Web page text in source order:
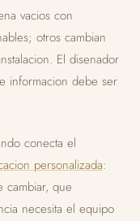
vacios con
otros cambian
El disenador
informacion debe ser
conecta el
personalizada:
cambiar, que
necesita el equipo